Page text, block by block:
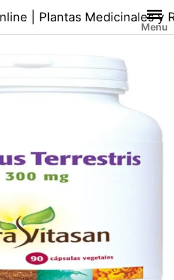
| Plantas Medicinales y
Menu